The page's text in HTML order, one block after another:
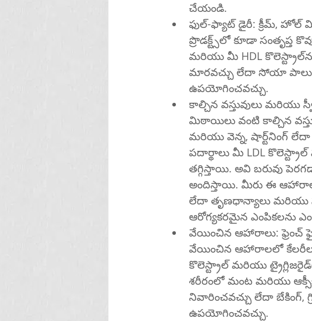
చేయండి.
ఫుల్-ఫ్యాట్ డైరీ: క్రీమ్, హోల్
ప్రొడక్ట్స్‌లో కూడా సంతృప్త కొవ్వు ఎక్కువగా ఉంటుంది. అవి మీ LDL కొలెస్ట్రాల్‌ను పెంచుతాయి
మరియు మీ HDL కొలెస్ట్రాల్‌ను తగ్గిస్తాయి. మీరు తక్కువ కొవ్వు లేదా కొవ్వు రహిత పాల ఉత్పత్తులకు
మారవచ్చు లేదా సోయా పాలు
ఉపయోగించవచ్చు.
కాల్చిన వస్తువులు మరియు స్వీట్లు: కేక్‌లు, కుకీలు, పైస్, పేస్ట్రీలు,
మిఠాయిలు వంటి కాల్చిన వస్తువులు మరియు
మరియు వెన్న, షార్ట్‌నింగ్ లేదా వనస్పతి వంటి అనారోగ్యకరమైన కొవ్వులతో తయారు చేస్తారు. ఈ
పదార్థాలు మీ LDL కొలెస్ట్రాల్ మరియు ట్రైగ్లిజరైడ్‌లను
తగ్గిస్తాయి. అవి బరువు
అందిస్తాయి. మీరు ఈ
లేదా తృణధాన్యాలు మరియు సహజ స్వీటెనర్‌లతో చేసిన
ఆరోగ్యకరమైన ఎంపికలను
వేయించిన ఆహారాలు: ఫ్రెంచ్
వేయించిన ఆహారాలలో
కొలెస్ట్రాల్ మరియు ట్రైగ్లిజరైడ్‌లను పెంచుతాయి మరియు మీ HDL కొలెస్ట్రాల్‌ను తగ్గిస్తాయి. అవి మీ
శరీరంలో మంట మరియు
నివారించవచ్చు లేదా బేకింగ్,
ఉపయోగించవచ్చు.